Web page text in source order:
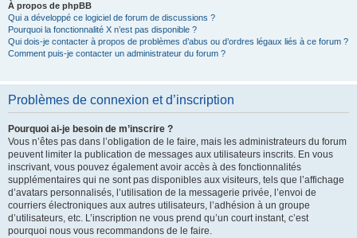
À propos de phpBB
Qui a développé ce logiciel de forum de discussions ?
Pourquoi la fonctionnalité X n’est pas disponible ?
Qui dois-je contacter à propos de problèmes d’abus ou d’ordres légaux liés à ce forum ?
Comment puis-je contacter un administrateur du forum ?
Problèmes de connexion et d’inscription
Pourquoi ai-je besoin de m’inscrire ?
Vous n’êtes pas dans l’obligation de le faire, mais les administrateurs du forum
peuvent limiter la publication de messages aux utilisateurs inscrits. En vous
inscrivant, vous pouvez également avoir accès à des fonctionnalités
supplémentaires qui ne sont pas disponibles aux visiteurs, tels que l’affichage
d’avatars personnalisés, l’utilisation de la messagerie privée, l’envoi de
courriers électroniques aux autres utilisateurs, l’adhésion à un groupe
d’utilisateurs, etc. L’inscription ne vous prend qu’un court instant, c’est
pourquoi nous vous recommandons de le faire.